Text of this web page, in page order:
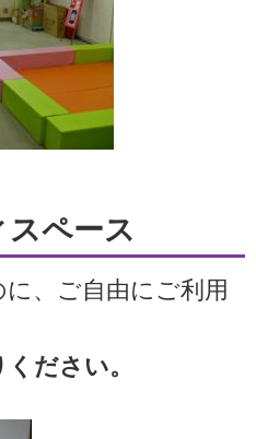
ペース
、ご自由にご利用
ださい。